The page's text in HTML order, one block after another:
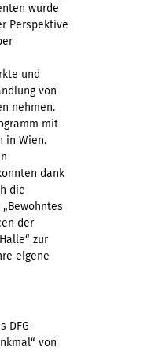
wurde
Perspektive
und
von
nehmen.
mit
in Wien.
dank
die
der
zur
eigene
DFG-
von